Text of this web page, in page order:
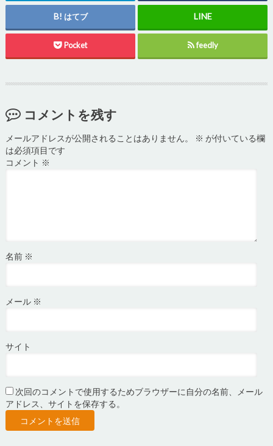
はてブ
Pocket feedly
コメントを残す
メールアドレスが公開されることはありません。 ※ が付いている欄
は必須項目です
コメント ※
名前 ※
メール ※
サイト
次回のコメントで使用するためブラウザーに自分の名前、メール
アドレス、サイトを保存する。